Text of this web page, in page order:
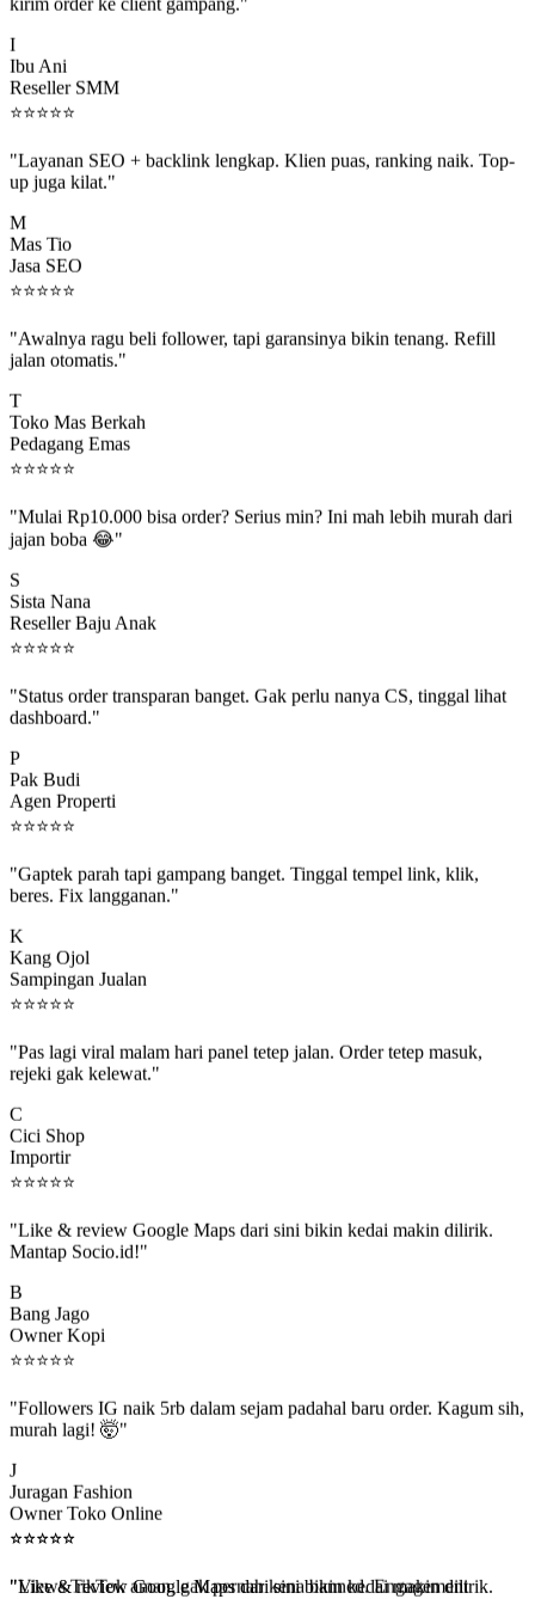
Ibu Ani
Reseller SMM
⭐⭐⭐⭐⭐
up juga kilat."
Mas Tio
Jasa SEO
⭐⭐⭐⭐⭐
jalan otomatis."
Toko Mas Berkah
Pedagang Emas
⭐⭐⭐⭐⭐
jajan boba 😂"
Sista Nana
Reseller Baju Anak
⭐⭐⭐⭐⭐
dashboard."
Pak Budi
Agen Properti
⭐⭐⭐⭐ ⭐
beres. Fix langganan."
Kang Ojol
Sampingan Jualan
⭐⭐⭐⭐⭐
rejeki gak kelewat."
Cici Shop
Importir
⭐⭐⭐⭐⭐
Mantap Socio.id!"
Bang Jago
Owner Kopi
⭐⭐⭐⭐ ⭐
murah lagi! 🤯"
Juragan Fashion
Owner Toko Online
⭐⭐⭐⭐ ⭐
beneran naik, algoritma suka."